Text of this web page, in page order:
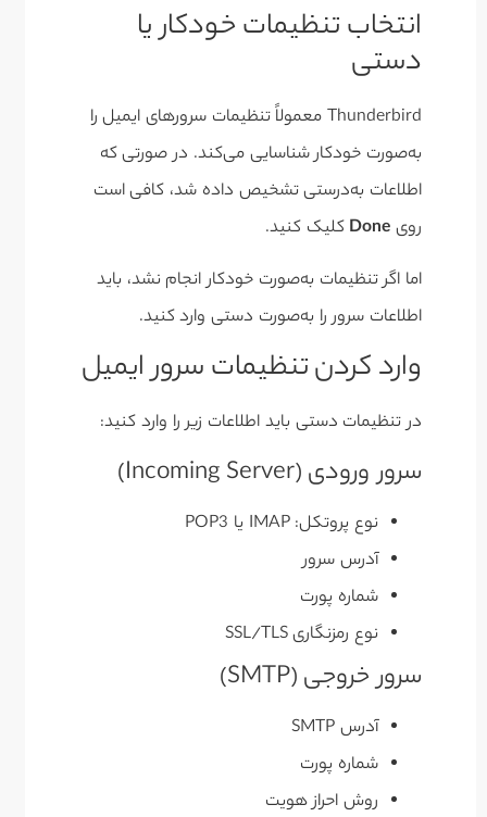
انتخاب تنظیمات خودکار یا
دستی
Thunderbird معمولاً تنظیمات سرورهای ایمیل را
به‌صورت خودکار شناسایی می‌کند. در صورتی که
اطلاعات به‌درستی تشخیص داده شد، کافی است
روی Done کلیک کنید.
اما اگر تنظیمات به‌صورت خودکار انجام نشد، باید
اطلاعات سرور را به‌صورت دستی وارد کنید.
وارد کردن تنظیمات سرور ایمیل
در تنظیمات دستی باید اطلاعات زیر را وارد کنید:
سرور ورودی (Incoming Server)
نوع پروتکل: IMAP یا POP3
آدرس سرور
شماره پورت
نوع رمزنگاری SSL/TLS
سرور خروجی (SMTP)
آدرس SMTP
شماره پورت
روش احراز هویت